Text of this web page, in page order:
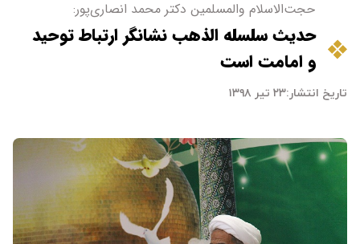
حجت‌الاسلام والمسلمین دکتر محمد انصاری‌پور:
حدیث سلسله الذهب نشانگر ارتباط توحید
و امامت است
تاریخ انتشار:۲۳ تیر ۱۳۹۸